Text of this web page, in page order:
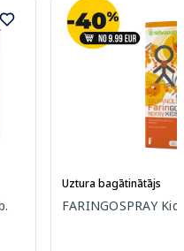
Uztura bagātinātājs
FARINGOSPRAY